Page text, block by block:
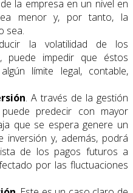
la empresa en un nivel en
menor y, por tanto, la
sea.
la volatilidad de los
puede impedir que éstos
límite legal, contable,
. A través de la gestión
predecir con mayor
que se espera genere un
inversión y, además, podrá
de los pagos futuros a
por las fluctuaciones